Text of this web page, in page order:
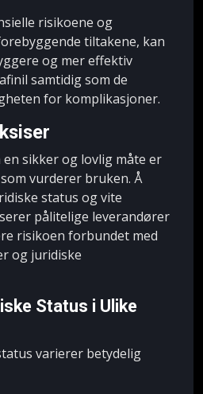
risikoene og
tiltakene, kan
og mer effektiv
samtidig som de
for komplikasjoner.
sikker og lovlig måte er
vurderer bruken. Å
status og vite
pålitelige leverandører
risikoen forbundet med
og juridiske
Status i Ulike
varierer betydelig